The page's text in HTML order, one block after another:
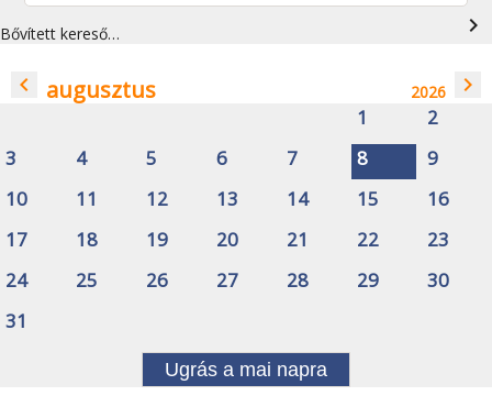
Bővített kereső… navigate_next
navigate_before augusztus 2026 navigate_next
1
2
3
4 5 6 7 8
9
10
11 12 13 14 15
16
17
18 19 20 21 22
23
24
25 26 27 28 29
30
31
Ugrás a mai napra